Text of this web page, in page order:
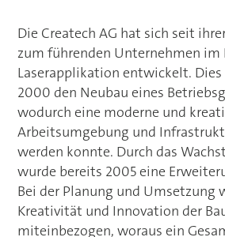
Die Createch AG hat sich seit
zum führenden Unternehmen im
Laserapplikation entwickelt.
2000 den Neubau eines
wodurch eine moderne und
Arbeitsumgebung und
werden konnte. Durch das
wurde bereits 2005 eine
Bei der Planung und Umsetzung
Kreativität und Innovation der
miteinbezogen, woraus ein